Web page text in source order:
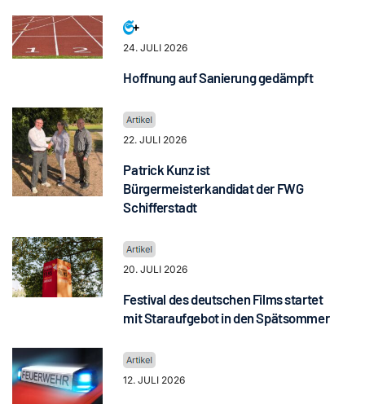
24. JULI 2026
Hoffnung auf Sanierung gedämpft
22. JULI 2026
Patrick Kunz ist
Bürgermeisterkandidat der FWG
Schifferstadt
20. JULI 2026
Festival des deutschen Films startet
mit Staraufgebot in den Spätsommer
12. JULI 2026